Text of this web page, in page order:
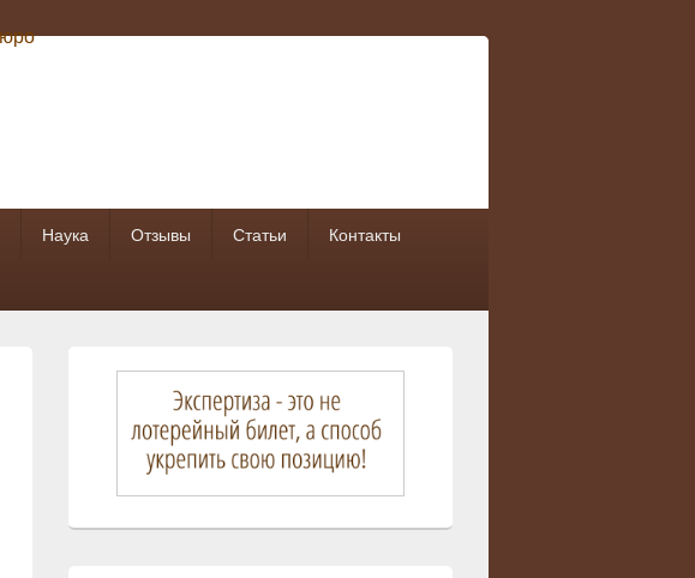
Наука Отзывы Статьи Контакты
основной